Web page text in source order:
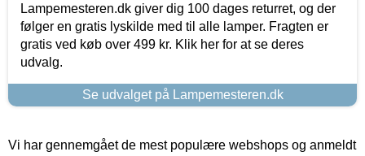
Lampemesteren.dk giver dig 100 dages returret, og der
følger en gratis lyskilde med til alle lamper. Fragten er
gratis ved køb over 499 kr. Klik her for at se deres
udvalg.
Se udvalget på Lampemesteren.dk
Vi har gennemgået de mest populære webshops og anmeldt